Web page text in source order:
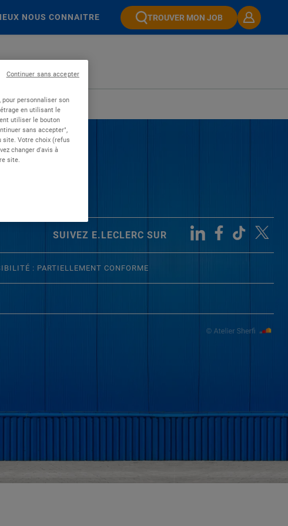
NOUS CONNAITRE TROUVER MON JOB
SUIVEZ E.LECLERC SUR
: PARTIELLEMENT CONFORME
personnaliser son
en utilisant le
utiliser le bouton
sans accepter",
site. Votre choix (refus
changer d'avis à
site.
Continuer sans accepter